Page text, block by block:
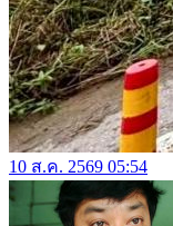
10 ส.ค. 2569 05:54